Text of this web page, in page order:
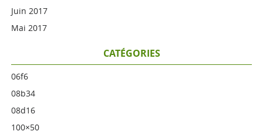
Juin 2017
Mai 2017
CATÉGORIES
06f6
08b34
08d16
100×50